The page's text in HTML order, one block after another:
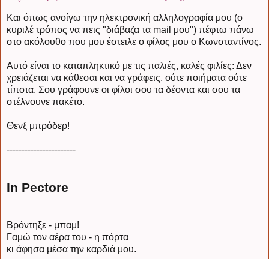
Και όπως ανοίγω την ηλεκτρονική αλληλογραφία μου (ο
κυριλέ τρόπος να πεις "διάβαζα τα mail μου") πέφτω πάνω
στο ακόλουθο που μου έστειλε ο φίλος μου ο Κωνσταντίνος.
Αυτό είναι το καταπληκτικό με τις παλιές, καλές φιλίες: Δεν
χρειάζεται να κάθεσαι και να γράφεις, ούτε ποιήματα ούτε
τίποτα. Σου γράφουνε οι φίλοι σου τα δέοντα και σου τα
στέλνουνε πακέτο.
Θενξ μπρόδερ!
-----------------------
In Pectore
Βρόντηξε - μπαμ!
Γαμώ τον αέρα του - η πόρτα
κι άφησα μέσα την καρδιά μου.